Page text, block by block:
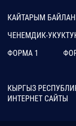
КАЙТАРЫМ
ЧЕНЕМДИК-
ФОРМА 1
КЫРГЫЗ
ИНТЕРНЕТ САЙТЫ